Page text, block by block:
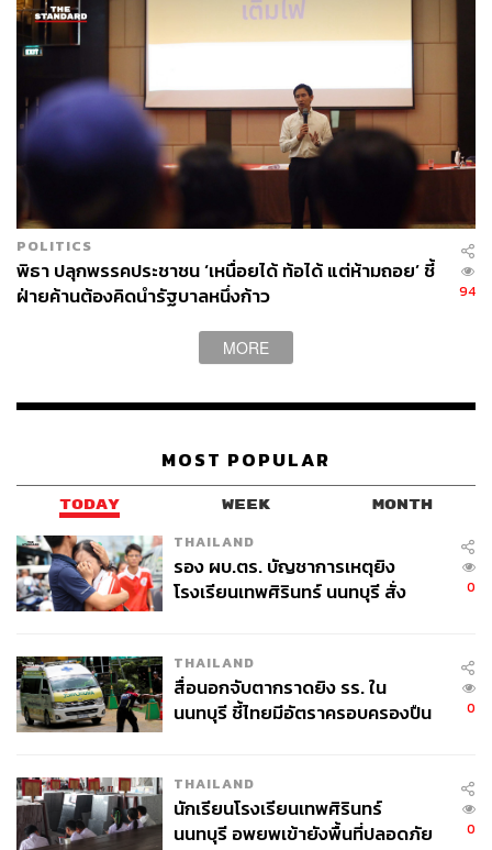
อาจจะส่งผลกระทบกับภาพลักษณ์ของสถาบันพระมหา
กษัตริย์”
เบญจา กล่าวต่อว่า สำนักงานคณะกรรมการพิเศษเพื่อ
ประสานงานโครงการอันเนื่องมาจากพระราชดำริ หรือ กปร.
ในฐานะองค์กรกลางที่มีหน้าที่ดูแลโครงการอันเนื่องมาจาก
พระราชดำริจึงควรตรวจสอบโครงการเหล่านี้ หากพบว่าตัว
โครงการมีปัญหา ทั้งจากเหตุความไม่โปร่งใส หรือจากการที่
สภาพความต้องการของพื้นที่ได้เปลี่ยนไปจากเดิมแล้ว กปร.
ก็ควรสั่งให้มีการเพิกถอนสถานะโครงการอันเนื่องมาจาก
พระดำริ นั้นเสีย
นอกจากนี้ยังมีโครงการที่ใช้ชื่อเกี่ยวข้องกับสถาบันพระมหา
กษัตริย์ที่ดูเหมือนจะไม่ใช่พันธกิจของหน่วยงานเจ้าภาพ
อย่างเช่น โครงการอนุรักษ์พันธุ์พืชของกองทัพอากาศ
พัฒนาพื้นที่ต้นน้ำของกองบัญชาการกองทัพไทย อีกด้วย ด้วย
ใหม่ คือแผนบูรณาการโครงการที่เกี่ยวข้องกับสถาบันพระ
มหากษัตริย์ โดยให้สำนักงาน กปร. เป็นแม่งานในการดูแล
และจัดลำดับความสำคัญของโครงการที่ใช้ชื่อ ‘อันเนื่องมา
จากพระราชดำริ’ และ ‘โครงการหลวง’ ทั้งหมด โดยสาเหตุที่
ต้องทำให้อยู่ในรูปแบบของแผนบูรณาการนั้น มี 3 ประการ
หนึ่ง เพื่อที่จะลดความซ้ำซ้อนของการดำเนินงาน ไม่ปล่อยให้
หลายหน่วยงานเข้ามารุมทำแค่เพียงโครงการใดโครงการ
หนึ่ง ที่อาจไม่ใช่ภารกิจหลักของหน่วยงานนั้นๆ
และความเร่งด่วนของแต่ละโครงการได้ อันจะทำให้เกิด
ประโยชน์สูงสุดแก่ประชาชน
POLITICS
พิธา ปลุกพรรคประชาชน ‘เหนื่อยได้ ท้อได้ แต่ห้ามถอย’ ชี้
ฝ่ายค้านต้องคิดนำรัฐบาลหนึ่งก้าว
94
MORE
MOST POPULAR
TODAY WEEK MONTH
THAILAND
รอง ผบ.ตร. บัญชาการเหตุยิง
โรงเรียนเทพศิรินทร์ นนทบุรี สั่ง
0
THAILAND
สื่อนอกจับตากราดยิง รร. ใน
นนทบุรี ชี้ไทยมีอัตราครอบครองปืน
0
THAILAND
นักเรียนโรงเรียนเทพศิรินทร์
นนทบุรี อพยพเข้ายังพื้นที่ปลอดภัย
0